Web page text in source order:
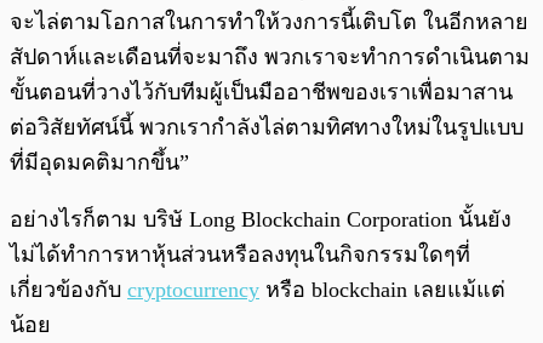
จะไล่ตามโอกาสในการทำให้วงการนี้เติบโต ในอีกหลาย
สัปดาห์และเดือนที่จะมาถึง พวกเราจะทำการดำเนินตาม
ขั้นตอนที่วางไว้กับทีมผู้เป็นมืออาชีพของเราเพื่อมาสาน
ต่อวิสัยทัศน์นี้ พวกเรากำลังไล่ตามทิศทางใหม่ในรูปแบบ
ที่มีอุดมคติมากขึ้น”
อย่างไรก็ตาม บริษั Long Blockchain Corporation นั้นยัง
ไม่ได้ทำการหาหุ้นส่วนหรือลงทุนในกิจกรรมใดๆที่
เกี่ยวข้องกับ cryptocurrency หรือ blockchain เลยแม้แต่
น้อย